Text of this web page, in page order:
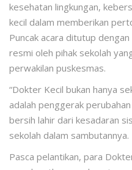
kesehatan lingkungan,
kecil dalam memberikan
Puncak acara ditutup
resmi oleh pihak sekolah
perwakilan puskesmas.
“Dokter Kecil bukan hanya
adalah penggerak
bersih lahir dari kesadaran
sekolah dalam sambutannya.
Pasca pelantikan, para